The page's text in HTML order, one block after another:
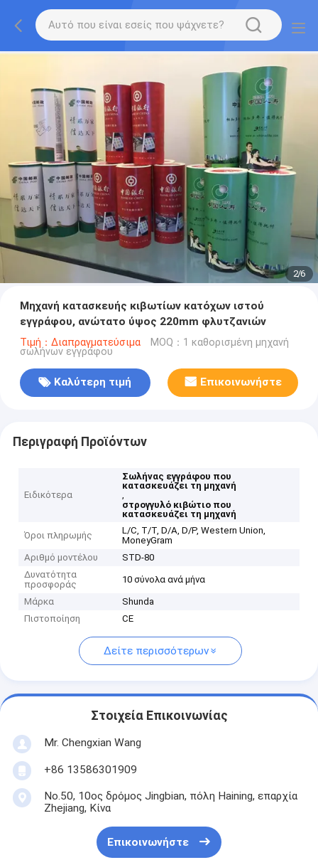
2/6
Μηχανή κατασκευής κιβωτίων κατόχων ιστού
εγγράφου, ανώτατο ύψος 220mm φλυτζανιών
Τιμή：Διαπραγματεύσιμα MOQ：1 καθορισμένη μηχανή
σωλήνων εγγράφου
Καλύτερη τιμή Επικοινωνήστε
Περιγραφή Προϊόντων
Ειδικότερα
Σωλήνας εγγράφου που
κατασκευάζει τη μηχανή
,
στρογγυλό κιβώτιο που
κατασκευάζει τη μηχανή
Όροι πληρωμής
L/C, T/T, D/A, D/P, Western Union,
MoneyGram
Αριθμό μοντέλου
STD-80
Δυνατότητα
προσφοράς
10 σύνολα ανά μήνα
Μάρκα
Shunda
Πιστοποίηση
CE
Δείτε περισσότερων
Στοιχεία Επικοινωνίας
Mr. Chengxian Wang
+86 13586301909
No.50, 10ος δρόμος Jingbian, πόλη Haining, επαρχία
Zhejiang, Κίνα
Επικοινωνήστε